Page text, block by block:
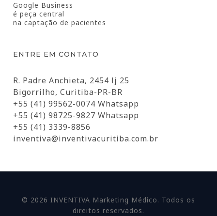
Google Business
é peça central
na captação de pacientes
ENTRE EM CONTATO
R. Padre Anchieta, 2454 lj 25
Bigorrilho, Curitiba-PR-BR
+55 (41) 99562-0074 Whatsapp
+55 (41) 98725-9827 Whatsapp
+55 (41) 3339-8856
inventiva@inventivacuritiba.com.br
© 2026 INVENTIVA Marketing Médico. Todos os
direitos reservados.